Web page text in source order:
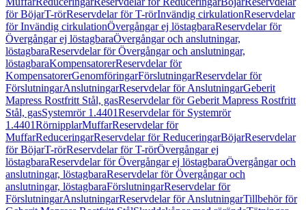
för BöjarT-rörReservdelar för T-rörInvändig cirkulationReservdelar
för Invändig cirkulationÖvergångar ej löstagbaraReservdelar för
Övergångar ej löstagbaraÖvergångar och anslutningar,
löstagbaraReservdelar för Övergångar och anslutningar,
löstagbaraKompensatorerReservdelar för
KompensatorerGenomföringarFörslutningarReservdelar för
FörslutningarAnslutningarReservdelar för AnslutningarGeberit
Mapress Rostfritt Stål, gasReservdelar för Geberit Mapress Rostfritt
Stål, gasSystemrör 1.4401Reservdelar för Systemrör
1.4401RörnipplarMuffarReservdelar för
MuffarReduceringarReservdelar för ReduceringarBöjarReservdelar
för BöjarT-rörReservdelar för T-rörÖvergångar ej
löstagbaraReservdelar för Övergångar ej löstagbaraÖvergångar och
anslutningar, löstagbaraReservdelar för Övergångar och
anslutningar, löstagbaraFörslutningarReservdelar för
FörslutningarAnslutningarReservdelar för AnslutningarTillbehör för